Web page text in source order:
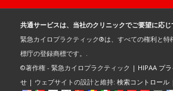
共通サービスは、当社のクリニックでご要望に応じ
緊急カイロプラクティック®は、すべての権利と特
標庁の登録商標です。.
©著作権 - 緊急カイロプラクティック | HIPAA プ
せ| ウェブサイトの設計と維持: 検索コントロール|